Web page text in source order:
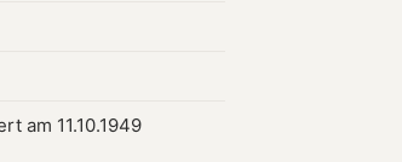
am 11.10.1949